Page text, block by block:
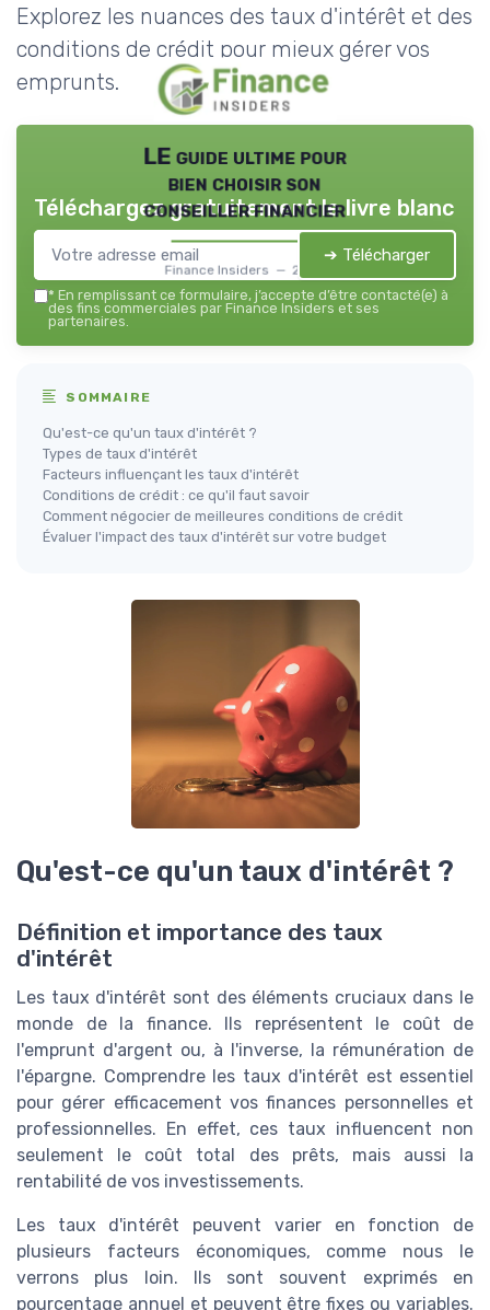
Explorez les nuances des taux d'intérêt et des
conditions de crédit pour mieux gérer vos
emprunts.
LE guide ultime pour
bien choisir son
conseiller financier
Finance Insiders — 2026
Téléchargez gratuitement le livre blanc
➔ Télécharger
* En remplissant ce formulaire, j’accepte d’être contacté(e) à
des fins commerciales par Finance Insiders et ses
partenaires.
SOMMAIRE
Qu'est-ce qu'un taux d'intérêt ?
Types de taux d'intérêt
Facteurs influençant les taux d'intérêt
Conditions de crédit : ce qu'il faut savoir
Comment négocier de meilleures conditions de crédit
Évaluer l'impact des taux d'intérêt sur votre budget
Qu'est-ce qu'un taux d'intérêt ?
Définition et importance des taux
d'intérêt
Les taux d'intérêt sont des éléments cruciaux dans le
monde de la finance. Ils représentent le coût de
l'emprunt d'argent ou, à l'inverse, la rémunération de
l'épargne. Comprendre les taux d'intérêt est essentiel
pour gérer efficacement vos finances personnelles et
professionnelles. En effet, ces taux influencent non
seulement le coût total des prêts, mais aussi la
rentabilité de vos investissements.
Les taux d'intérêt peuvent varier en fonction de
plusieurs facteurs économiques, comme nous le
verrons plus loin. Ils sont souvent exprimés en
pourcentage annuel et peuvent être fixes ou variables.